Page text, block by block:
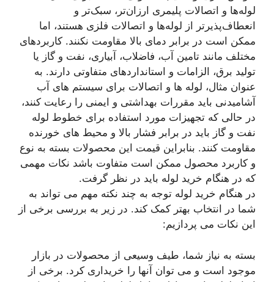
لوله‌ها و اتصالات پلیمری ارزان‌تر، سبک‌تر و
انعطاف‌پذیرتر از لوله‌ها و اتصالات فلزی هستند، اما
ممکن است در برابر دمای بالا مقاومت نکنند. کاربردهای
مختلف مانند تامین آب، فاضلاب، آبیاری، نفت و گاز یا
تولید برق، الزامات و استانداردهای متفاوتی دارند. به
عنوان مثال، لوله ها و اتصالات برای سیستم های آب
آشامیدنی باید مقررات بهداشتی و ایمنی را رعایت کنند،
در حالی که تجهیزات مورد استفاده برای خطوط لوله
نفت و گاز باید در برابر فشار بالا و محیط های خورنده
مقاومت کنند. بنابراین قیمت این محصولات بسته به نوع
و کاربرد محصول ممکن است متفاوت باشد نکات مهمی
که در هنگام خرید لوله باید در نظر گرفت.
در هنگام خرید لوله توجه به چند نکته مهم می تواند به
شما در انتخاب بهتر کمک کند. در زیر به بررسی برخی از
این نکات می پردازیم:
بسته به نیاز شما، طیف وسیعی از محصولات در بازار
موجود است و می توان آنها را خریداری کرد. برخی از